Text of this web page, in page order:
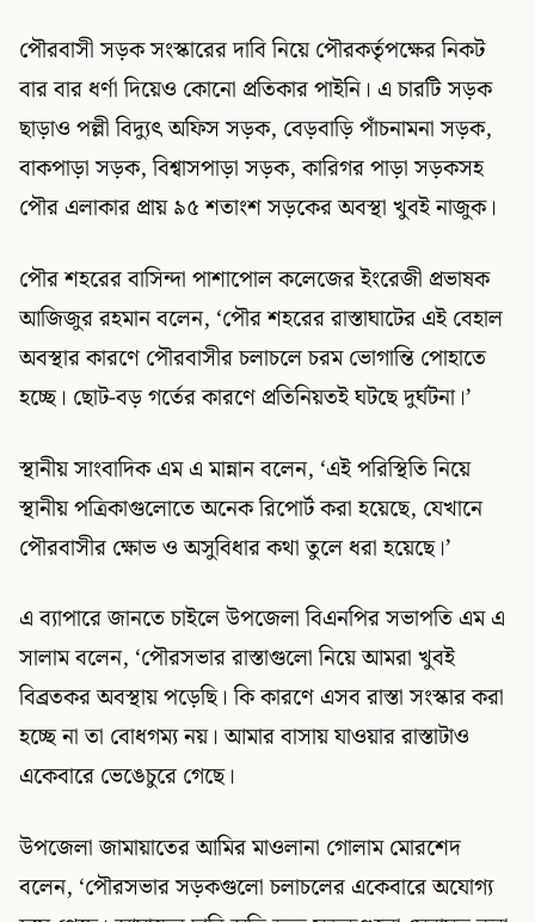
পৌরবাসী সড়ক সংস্কারের দাবি নিয়ে পৌরকর্তৃপক্ষের নিকট
বার বার ধর্ণা দিয়েও কোনো প্রতিকার পাইনি। এ চারটি সড়ক
ছাড়াও পল্লী বিদ্যুৎ অফিস সড়ক, বেড়বাড়ি পাঁচনামনা সড়ক,
বাকপাড়া সড়ক, বিশ্বাসপাড়া সড়ক, কারিগর পাড়া সড়কসহ
পৌর এলাকার প্রায় ৯৫ শতাংশ সড়কের অবস্থা খুবই নাজুক।
পৌর শহরের বাসিন্দা পাশাপোল কলেজের ইংরেজী প্রভাষক
আজিজুর রহমান বলেন, ‘পৌর শহরের রাস্তাঘাটের এই বেহাল
অবস্থার কারণে পৌরবাসীর চলাচলে চরম ভোগান্তি পোহাতে
হচ্ছে। ছোট-বড় গর্তের কারণে প্রতিনিয়তই ঘটছে দুর্ঘটনা।’
স্থানীয় সাংবাদিক এম এ মান্নান বলেন, ‘এই পরিস্থিতি নিয়ে
স্থানীয় পত্রিকাগুলোতে অনেক রিপোর্ট করা হয়েছে, যেখানে
পৌরবাসীর ক্ষোভ ও অসুবিধার কথা তুলে ধরা হয়েছে।’
এ ব্যাপারে জানতে চাইলে উপজেলা বিএনপির সভাপতি এম এ
সালাম বলেন, ‘পৌরসভার রাস্তাগুলো নিয়ে আমরা খুবই
বিব্রতকর অবস্থায় পড়েছি। কি কারণে এসব রাস্তা সংস্কার করা
হচ্ছে না তা বোধগম্য নয়। আমার বাসায় যাওয়ার রাস্তাটাও
একেবারে ভেঙেচুরে গেছে।
উপজেলা জামায়াতের আমির মাওলানা গোলাম মোরশেদ
বলেন, ‘পৌরসভার সড়কগুলো চলাচলের একেবারে অযোগ্য